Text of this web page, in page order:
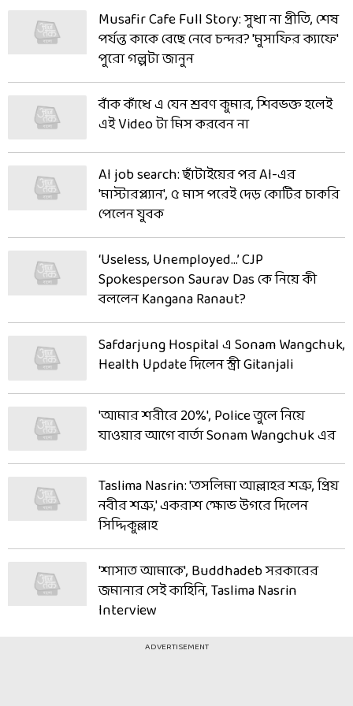
Musafir Cafe Full Story: সুধা না প্রীতি, শেষ
পর্যন্ত কাকে বেছে নেবে চন্দর? 'মুসাফির ক্যাফে'
পুরো গল্পটা জানুন
বাঁক কাঁধে এ যেন শ্রবণ কুমার, শিবভক্ত হলেই
এই Video টা মিস করবেন না
AI job search: ছাঁটাইয়ের পর AI-এর
'মাস্টারপ্ল্যান', ৫ মাস পরেই দেড় কোটির চাকরি
পেলেন যুবক
‘Useless, Unemployed…’ CJP
Spokesperson Saurav Das কে নিয়ে কী
বললেন Kangana Ranaut?
Safdarjung Hospital এ Sonam Wangchuk,
Health Update দিলেন স্ত্রী Gitanjali
'আমার শরীরে 20%', Police তুলে নিয়ে
যাওয়ার আগে বার্তা Sonam Wangchuk এর
Taslima Nasrin: 'তসলিমা আল্লাহর শত্রু, প্রিয়
নবীর শত্রু,' একরাশ ক্ষোভ উগরে দিলেন
সিদ্দিকুল্লাহ
'শাসাত আমাকে', Buddhadeb সরকারের
জমানার সেই কাহিনি, Taslima Nasrin
Interview
ADVERTISEMENT